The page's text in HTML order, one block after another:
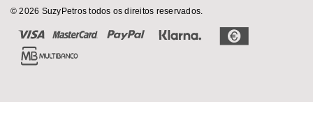
© 2026 SuzyPetros todos os direitos reservados.